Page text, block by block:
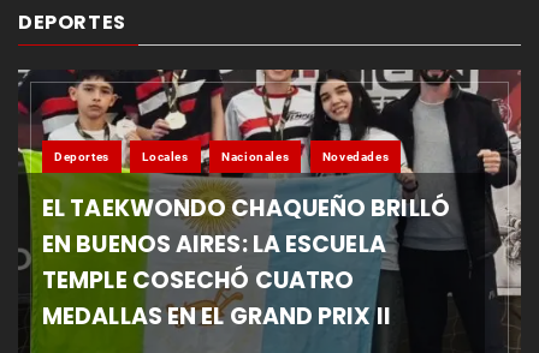
DEPORTES
Deportes Locales Nacionales Novedades
EL TAEKWONDO CHAQUEÑO BRILLÓ
EN BUENOS AIRES: LA ESCUELA
TEMPLE COSECHÓ CUATRO
MEDALLAS EN EL GRAND PRIX II